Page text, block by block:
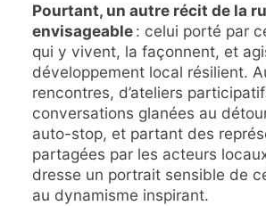
Pourtant, un autre récit de la
envisageable: celui porté par
qui y vivent, la façonnent, et
développement local résilient.
rencontres, d’ateliers
conversations glanées au
auto-stop, et partant des
partagées par les acteurs
dresse un portrait sensible de
au dynamisme inspirant.